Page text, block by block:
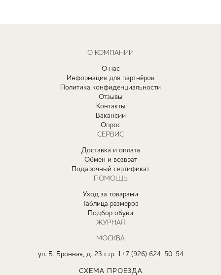
О КОМПАНИИ
О нас
Информация для партнёров
Политика конфиденциальности
Отзывы
Контакты
Вакансии
Опрос
СЕРВИС
Доставка и оплата
Обмен и возврат
Подарочный сертификат
ПОМОЩЬ
Уход за товарами
Таблица размеров
Подбор обуви
ЖУРНАЛ
МОСКВА
ул. Б. Бронная, д. 23 стр. 1+7 (926) 624-50-54
СХЕМА ПРОЕЗДА